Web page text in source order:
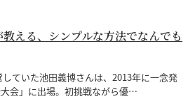
える、シンプルな方法でなんでも
ていた池田義博さんは、2013年に一念発
会」に出場。初挑戦ながら優…